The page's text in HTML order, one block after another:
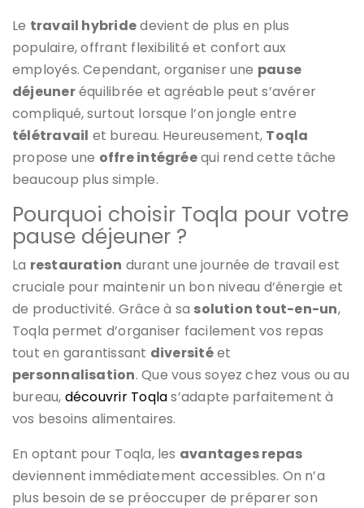
Le travail hybridedevient de plus en plus
populaire, offrant flexibilité et confort aux
employés. Cependant, organiser une pause
déjeuneréquilibrée et agréable peut s’avérer
compliqué, surtout lorsque l’on jongle entre
télétravail et bureau. Heureusement, Toqla
propose une offre intégréequi rend cette tâche
beaucoup plus simple.
Pourquoi choisir Toqla pour votre
pause déjeuner ?
La restauration durant une journée de travail est
cruciale pour maintenir un bon niveau d’énergie et
de productivité. Grâce à sa solution tout-en-un,
Toqla permet d’organiser facilement vos repas
tout en garantissant diversitéet
personnalisation. Que vous soyez chez vous ou au
bureau, découvrir Toqlas’adapte parfaitement à
vos besoins alimentaires.
En optant pour Toqla, les avantages repas
deviennent immédiatement accessibles. On n’a
plus besoin de se préoccuper de préparer son